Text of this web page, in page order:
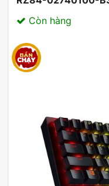
2. Thiết Kế
Với thiết kế công
Còn hàng